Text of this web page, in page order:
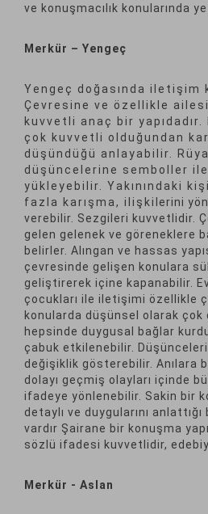
ve konuşmacılık konularında
Merkür – Yengeç
Yengeç doğasında iletişim
Çevresine ve özellikle
kuvvetli anaç bir yapıdadır.
çok kuvvetli olduğundan
düşündüğü anlayabilir.
düşüncelerine semboller
yükleyebilir. Yakınındaki
fazla karışma, ilişkilerini
verebilir. Sezgileri kuvvetlidir.
gelen gelenek ve göreneklere
belirler. Alıngan ve hassas
çevresinde gelişen konulara
geliştirerek içine kapanabilir.
çocukları ile iletişimi özellikle
konularda düşünsel olarak çok
hepsinde duygusal bağlar
çabuk etkilenebilir.
değişiklik gösterebilir. Anılara
dolayı geçmiş olayları içinde
ifadeye yönlenebilir. Sakin bir
detaylı ve duygularını
vardır Şairane bir konuşma
sözlü ifadesi kuvvetlidir,
Merkür - Aslan